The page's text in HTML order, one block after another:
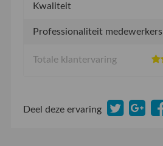
Kwaliteit
Professionaliteit medewerkers
Totale klantervaring
Deel deze ervaring